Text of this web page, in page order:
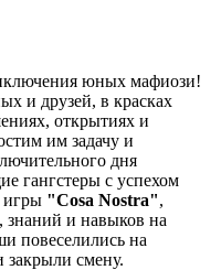
юных мафиози!
и друзей, в красках
открытиях и
им задачу и
дня
гангстеры с успехом
игры "Cosa Nostra",
и навыков на
повеселились на
закрыли смену.